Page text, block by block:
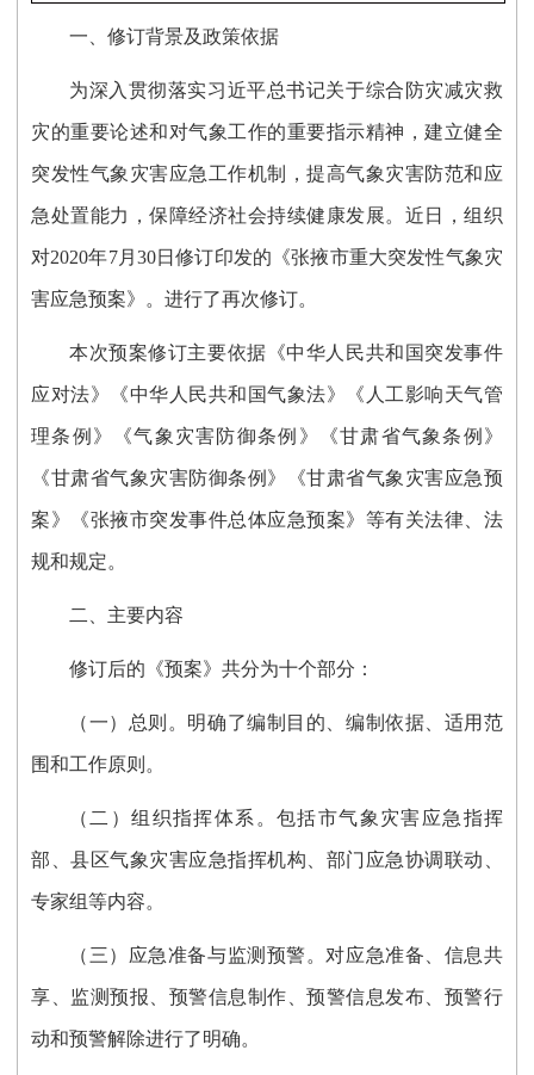
一、修订背景及政策依据
为深入贯彻落实习近平总书记关于综合防灾减灾救
灾的重要论述和对气象工作的重要指示精神，建立健全
突发性气象灾害应急工作机制，提高气象灾害防范和应
急处置能力，保障经济社会持续健康发展。近日，组织
对2020年7月30日修订印发的《张掖市重大突发性气象灾
害应急预案》。进行了再次修订。
本次预案修订主要依据《中华人民共和国突发事件
应对法》《中华人民共和国气象法》《人工影响天气管
理条例》《气象灾害防御条例》《甘肃省气象条例》
《甘肃省气象灾害防御条例》《甘肃省气象灾害应急预
案》《张掖市突发事件总体应急预案》等有关法律、法
规和规定。
二、主要内容
修订后的《预案》共分为十个部分：
（一）总则。明确了编制目的、编制依据、适用范
围和工作原则。
（二）组织指挥体系。包括市气象灾害应急指挥
部、县区气象灾害应急指挥机构、部门应急协调联动、
专家组等内容。
（三）应急准备与监测预警。对应急准备、信息共
享、监测预报、预警信息制作、预警信息发布、预警行
动和预警解除进行了明确。